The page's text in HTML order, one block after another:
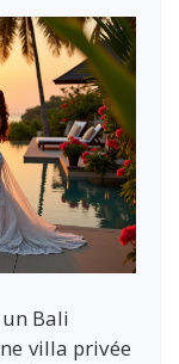
thermique
:
le
calcul
simple
pour
bien
choisir
Bali
villa privée